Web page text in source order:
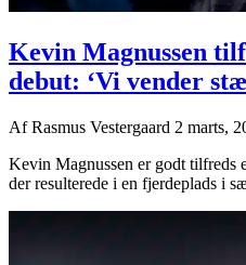
Kevin Magnussen
debut: ‘Vi vender
AfRasmus Vestergaard 2 marts,
Kevin Magnussen er godt tilfreds
der resulterede i en fjerdeplads i